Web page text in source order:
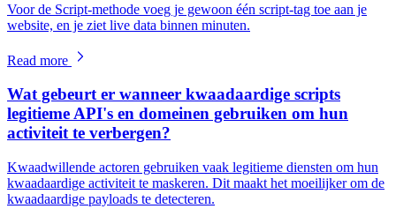
Voor de Script-methode voeg je gewoon één script-tag toe aan je
website, en je ziet live data binnen minuten.
Read more
Wat gebeurt er wanneer kwaadaardige scripts
legitieme API's en domeinen gebruiken om hun
activiteit te verbergen?
Kwaadwillende actoren gebruiken vaak legitieme diensten om hun
kwaadaardige activiteit te maskeren. Dit maakt het moeilijker om de
kwaadaardige payloads te detecteren.